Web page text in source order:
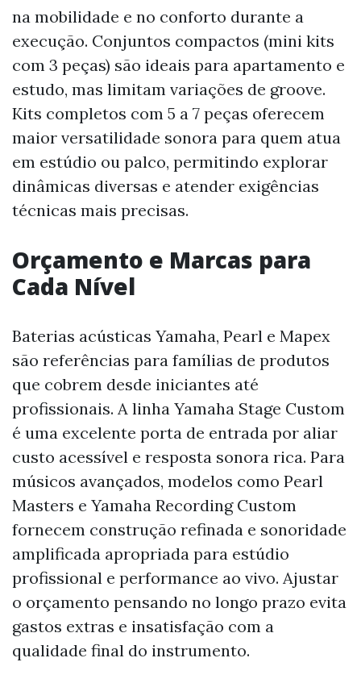
na mobilidade e no conforto durante a
execução. Conjuntos compactos (mini kits
com 3 peças) são ideais para apartamento e
estudo, mas limitam variações de groove.
Kits completos com 5 a 7 peças oferecem
maior versatilidade sonora para quem atua
em estúdio ou palco, permitindo explorar
dinâmicas diversas e atender exigências
técnicas mais precisas.
Orçamento e Marcas para
Cada Nível
Baterias acústicas Yamaha, Pearl e Mapex
são referências para famílias de produtos
que cobrem desde iniciantes até
profissionais. A linha Yamaha Stage Custom
é uma excelente porta de entrada por aliar
custo acessível e resposta sonora rica. Para
músicos avançados, modelos como Pearl
Masters e Yamaha Recording Custom
fornecem construção refinada e sonoridade
amplificada apropriada para estúdio
profissional e performance ao vivo. Ajustar
o orçamento pensando no longo prazo evita
gastos extras e insatisfação com a
qualidade final do instrumento.